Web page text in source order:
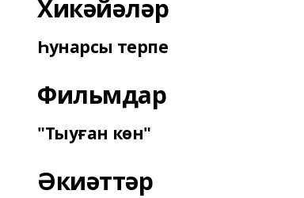
Хикәйәләр
Һунарсы терпе
Фильмдар
"Тыуған көн"
Әкиәттәр